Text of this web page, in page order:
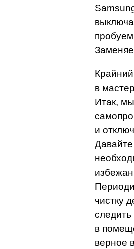
в
Итак,
и
чистку
в
верное